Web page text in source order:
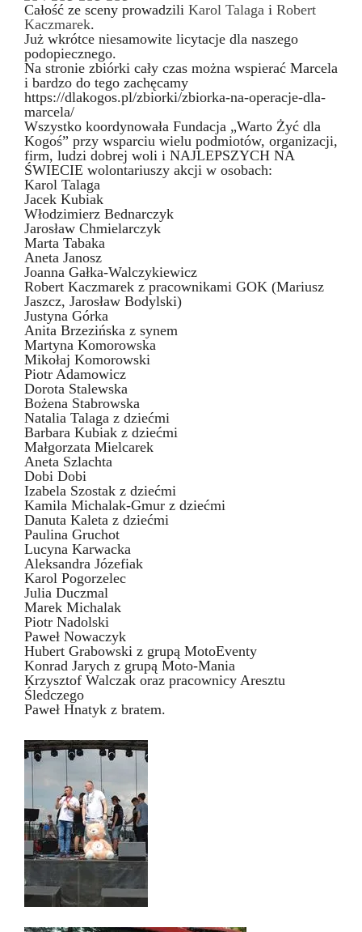
Całość ze sceny prowadzili Karol Talaga i Robert
Kaczmarek.
Już wkrótce niesamowite licytacje dla naszego
podopiecznego.
Na stronie zbiórki cały czas można wspierać Marcela
i bardzo do tego zachęcamy
https://dlakogos.pl/zbiorki/zbiorka-na-operacje-dla-
marcela/
Wszystko koordynowała Fundacja „Warto Żyć dla
Kogoś” przy wsparciu wielu podmiotów, organizacji,
firm, ludzi dobrej woli i NAJLEPSZYCH NA
ŚWIECIE wolontariuszy akcji w osobach:
Karol Talaga
Jacek Kubiak
Włodzimierz Bednarczyk
Jarosław Chmielarczyk
Marta Tabaka
Aneta Janosz
Joanna Gałka-Walczykiewicz
Robert Kaczmarek z pracownikami GOK (Mariusz
Jaszcz, Jarosław Bodylski)
Justyna Górka
Anita Brzezińska z synem
Martyna Komorowska
Mikołaj Komorowski
Piotr Adamowicz
Dorota Stalewska
Bożena Stabrowska
Natalia Talaga z dziećmi
Barbara Kubiak z dziećmi
Małgorzata Mielcarek
Aneta Szlachta
Dobi Dobi
Izabela Szostak z dziećmi
Kamila Michalak-Gmur z dziećmi
Danuta Kaleta z dziećmi
Paulina Gruchot
Lucyna Karwacka
Aleksandra Józefiak
Karol Pogorzelec
Julia Duczmal
Marek Michalak
Piotr Nadolski
Paweł Nowaczyk
Hubert Grabowski z grupą MotoEventy
Konrad Jarych z grupą Moto-Mania
Krzysztof Walczak oraz pracownicy Aresztu
Śledczego
Paweł Hnatyk z bratem.